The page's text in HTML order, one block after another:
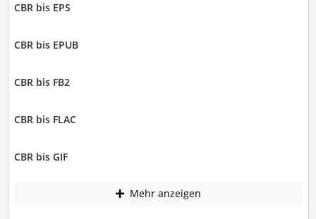
CBR bis EPS
CBR bis EPUB
CBR bis FB2
CBR bis FLAC
CBR bis GIF
Mehr anzeigen